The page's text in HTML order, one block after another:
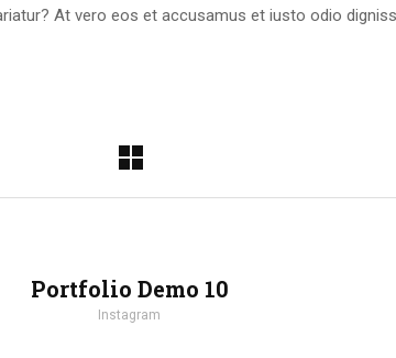
At vero eos et accusamus et iusto odio
Portfolio Demo 10
Instagram